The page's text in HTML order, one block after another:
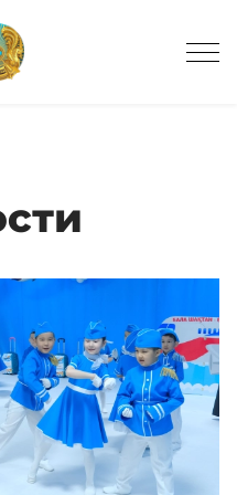
кабинет